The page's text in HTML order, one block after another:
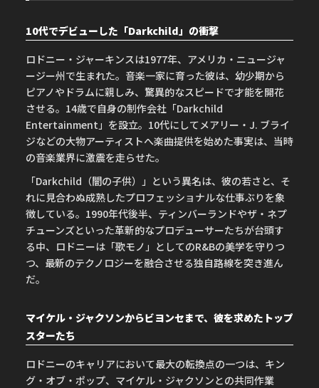
10代でデビューした「Darkchild」の衝撃
ロドニー・ジャーキンスは1977年、アメリカ・ニュージャ
ージー州で生まれた。音楽一家に育った彼は、幼少期から
ピアノやドラムに親しみ、驚異的なスピードで才能を開花
させる。14歳で自身の制作会社「Darkchild
Entertainment」を設立。10代にしてメアリー・J. ブライ
ジなどの大物アーティストへ楽曲提供を始めた事実は、当時
の音楽業界に激震を走らせた。
「Darkchild（闇の子供）」という異名は、彼の若さと、そ
れに見合わぬ成熟したプロフェッショナルな仕事ぶりを象
徴している。1990年代後半、ティンバーランドやザ・ネプ
チューンズといった革新的なプロデューサーたちが台頭す
る中、ロドニーは「歌モノ」としてのR&Bの美学を守りつ
つ、最新のテクノロジーを融合させる独自路線を突き進ん
だ。
マイケル・ジャクソンからビヨンセまで、彼を求めたトップ
スターたち
ロドニーのキャリアにおいて最大の転換点の一つは、キン
グ・オブ・ポップ、マイケル・ジャクソンとの共同作業